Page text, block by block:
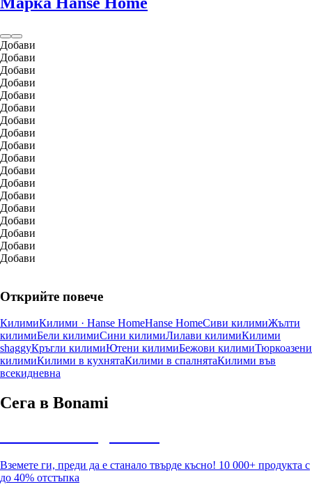
Добави
Добави
Добави
Добави
Добави
Добави
Добави
Добави
Добави
Добави
Добави
Добави
Добави
Добави
Добави
Добави
Добави
Добави
Открийте повече
КилимиКилими · Hanse HomeHanse HomeСиви килимиЖълти
килимиБели килимиСини килимиЛилави килимиКилими
shaggyКръгли килимиЮтени килимиБежови килимиТюркоазени
килимиКилими в кухнятаКилими в спалнятаКилими във
всекидневна
Сега в Bonami
Вземете ги, преди да е станало твърде късно! 10 000+ продукта с
до 40% отстъпка